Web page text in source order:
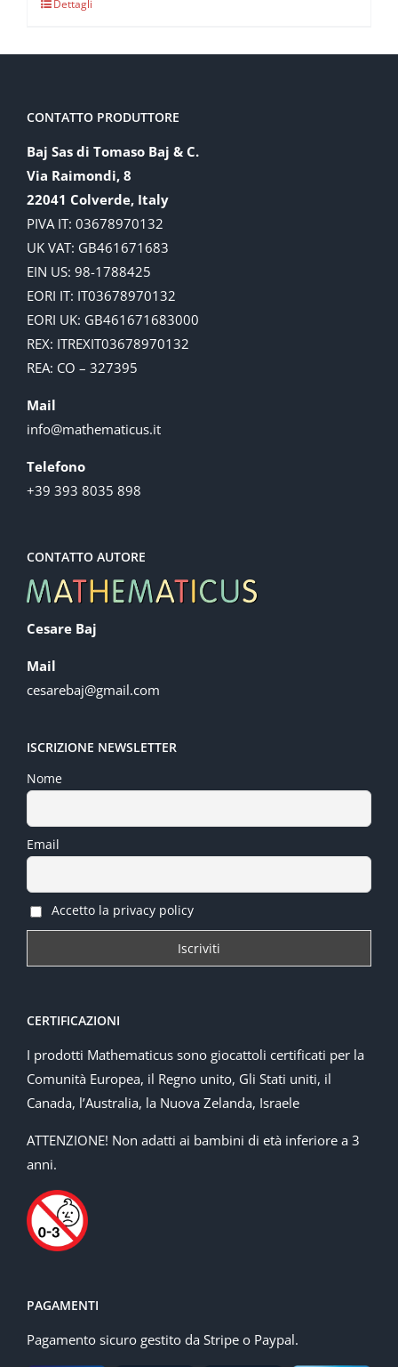
Dettagli
CONTATTO PRODUTTORE
Baj Sas di Tomaso Baj & C.
Via Raimondi, 8
22041 Colverde, Italy
PIVA IT: 03678970132
UK VAT: GB461671683
EIN US: 98-1788425
EORI IT: IT03678970132
EORI UK: GB461671683000
REX: ITREXIT03678970132
REA: CO – 327395
Mail
info@mathematicus.it
Telefono
+39 393 8035 898
CONTATTO AUTORE
Cesare Baj
Mail
cesarebaj@gmail.com
ISCRIZIONE NEWSLETTER
Nome
Email
Accetto la privacy policy
CERTIFICAZIONI
I prodotti Mathematicus sono giocattoli certificati per la
Comunità Europea, il Regno unito, Gli Stati uniti, il
Canada, l’Australia, la Nuova Zelanda, Israele
ATTENZIONE! Non adatti ai bambini di età inferiore a 3
anni.
PAGAMENTI
Pagamento sicuro gestito da Stripe o Paypal.